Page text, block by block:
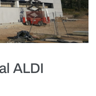
ALDI